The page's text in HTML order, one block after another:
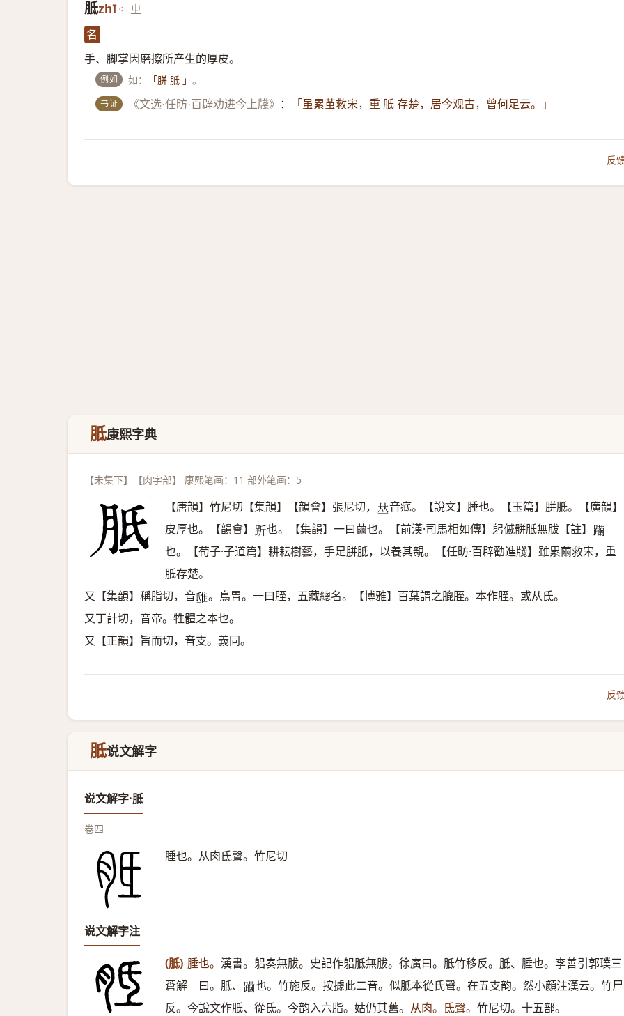
胝zhī ㄓ
名
手、脚掌因磨擦所产生的厚皮。
例如 如： 「胼 胝 」。
书证 《文选·任昉·百辟劝进今上牋》 ： 「虽累茧救宋，重 胝 存楚，居今观古，曾何足云。」
反
胝康熙字典
【未集下】【肉字部】 康熙笔画：11 部外笔画：5
【唐韻】竹尼切【集韻】【韻會】張尼切， 𠀤音疷。【說文】腄也。【玉篇】胼胝。【廣韻】
皮厚也。【韻會】 𧿧 也。【集韻】一曰繭也。【前漢·司馬相如傳】躬傶骿胝無胈【註】 𨇿
也。【荀子·子道篇】耕耘樹藝，手足胼胝，以養其親。【任昉·百辟勸進牋】雖累繭救宋，重
胝存楚。
又【集韻】稱脂切，音𨾦 。鳥胃。一曰胵，五藏總名。【博雅】百葉謂之膍胵。本作胵。或从氐。
又丁計切，音帝。牲體之本也。
又【正韻】旨而切，音支。義同。
反
胝说文解字
说文解字·胝
卷四
腄也。从肉氐聲。竹尼切
说文解字注
(胝) 腄也。 漢書。躳奏無胈。史記作躳胝無胈。徐廣曰。胝竹移反。胝、腄也。李善引郭璞三
蒼解 曰。胝、 𨇿 也。竹施反。按據此二音。似胝本從氏聲。在五支韵。然小顏注漢云。竹尸
反。今說文作胝、從氐。今韵入六脂。姑仍其舊。 从肉。氐聲。 竹尼切。十五部。